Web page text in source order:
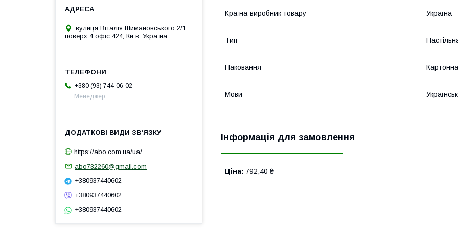
Країна-виробник товару Україна
Тип
Паковання
Мови
Інформація для замовлення
Ціна: 792,40 ₴
вулиця Віталія Шимановського 2/1
поверх 4 офіс 424, Київ, Україна
+380 (93) 744-06-02
Менеджер
https://abo.com.ua/ua/
abo732260@gmail.com
+380937440602
+380937440602
+380937440602